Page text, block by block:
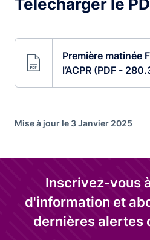
Télécharger le
Première matinée
l’ACPR (PDF -
Mise à jour le 3 Janvier 2025
Inscrivez-vous
d'information et
dernières alertes